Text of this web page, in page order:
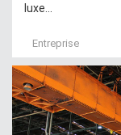
luxe...
Entreprise